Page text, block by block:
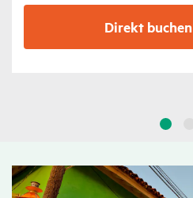
Direkt buchen